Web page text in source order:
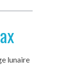
lunaire